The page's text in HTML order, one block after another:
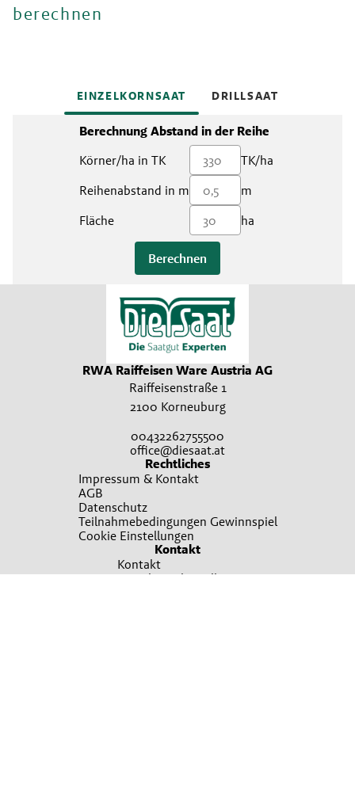
berechnen
EINZELKORNSAAT DRILLSAAT
Berechnung Abstand in der Reihe
Körner/ha in TK
TK/ha
Reihenabstand in m
m
Fläche
ha
Berechnen
RWA Raiffeisen Ware Austria AG
Raiffeisenstraße 1
2100 Korneuburg
00432262755500
office@diesaat.at
Rechtliches
Impressum & Kontakt
AGB
Datenschutz
Teilnahmebedingungen Gewinnspiel
Cookie Einstellungen
Kontakt
Kontakt
Broschürenbestellung